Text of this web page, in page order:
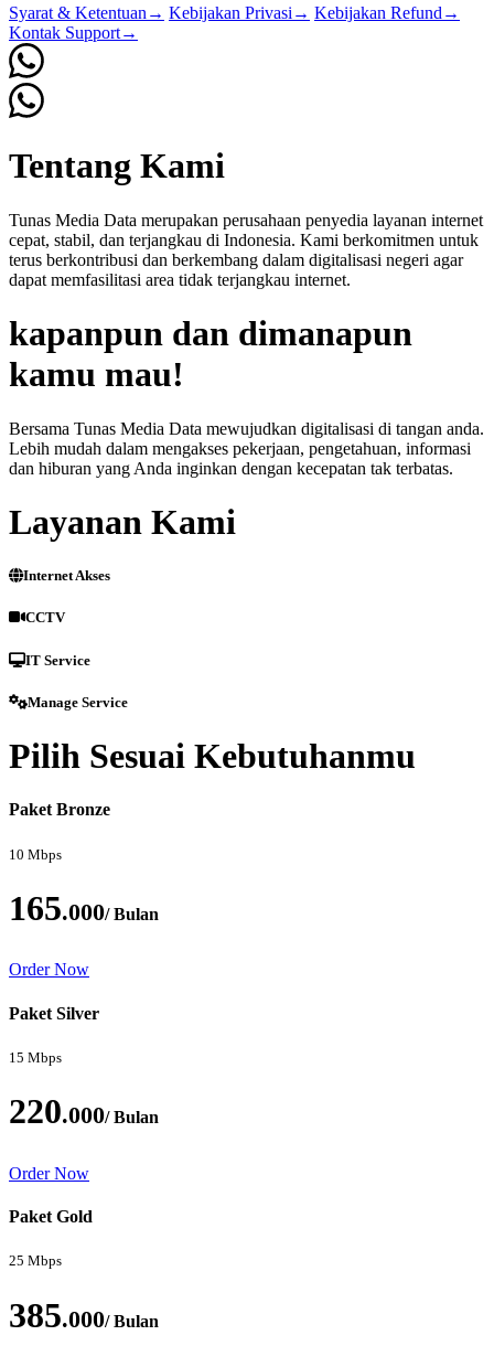
Syarat & Ketentuan → Kebijakan Privasi → Kebijakan Refund →
Kontak Support→
Tentang Kami
Tunas Media Data merupakan perusahaan penyedia layanan internet
cepat, stabil, dan terjangkau di Indonesia. Kami berkomitmen untuk
terus berkontribusi dan berkembang dalam digitalisasi negeri agar
dapat memfasilitasi area tidak terjangkau internet.
kapanpun dan dimanapun
kamu mau!
Bersama Tunas Media Data mewujudkan digitalisasi di tangan anda.
Lebih mudah dalam mengakses pekerjaan, pengetahuan, informasi
dan hiburan yang Anda inginkan dengan kecepatan tak terbatas.
Layanan Kami
Internet Akses
CCTV
IT Service
Manage Service
Pilih Sesuai Kebutuhanmu
Paket Bronze
10 Mbps
165.000/ Bulan
Order Now
Paket Silver
15 Mbps
220.000/ Bulan
Order Now
Paket Gold
25 Mbps
385.000/ Bulan